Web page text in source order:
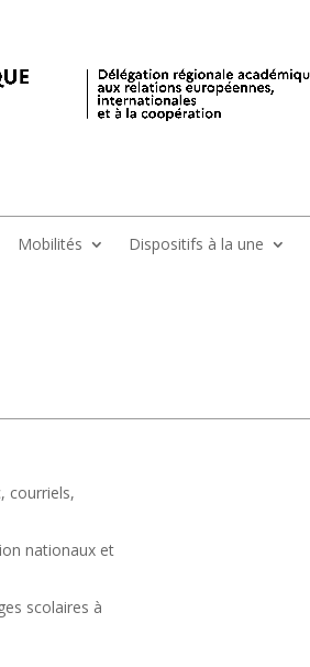
Mobilités Dispositifs à la une
courriels,
nationaux et
scolaires à